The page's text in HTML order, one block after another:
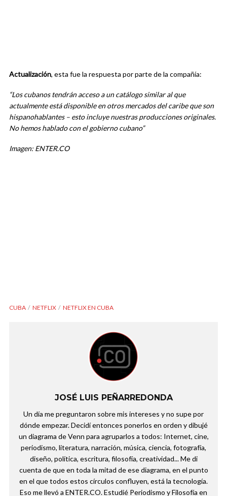
Actualización, esta fue la respuesta por parte de la compañía:
“Los cubanos tendrán acceso a un catálogo similar al que
actualmente está disponible en otros mercados del caribe que son
hispanohablantes – esto incluye nuestras producciones originales.
No hemos hablado con el gobierno cubano”
Imagen: ENTER.CO
CUBA NETFLIX NETFLIX EN CUBA
JOSÉ LUIS PEÑARREDONDA
Un día me preguntaron sobre mis intereses y no supe por
dónde empezar. Decidí entonces ponerlos en orden y dibujé
un diagrama de Venn para agruparlos a todos: Internet, cine,
periodismo, literatura, narración, música, ciencia, fotografía,
diseño, política, escritura, filosofía, creatividad... Me di
cuenta de que en toda la mitad de ese diagrama, en el punto
en el que todos estos círculos confluyen, está la tecnología.
Eso me llevó a ENTER.CO. Estudié Periodismo y Filosofía en